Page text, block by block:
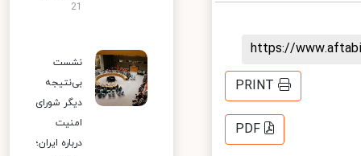
https://
PRINT
PDF
نشست
بی‌نتیجه
دیگر شورای
امنیت
درباره ایران؛